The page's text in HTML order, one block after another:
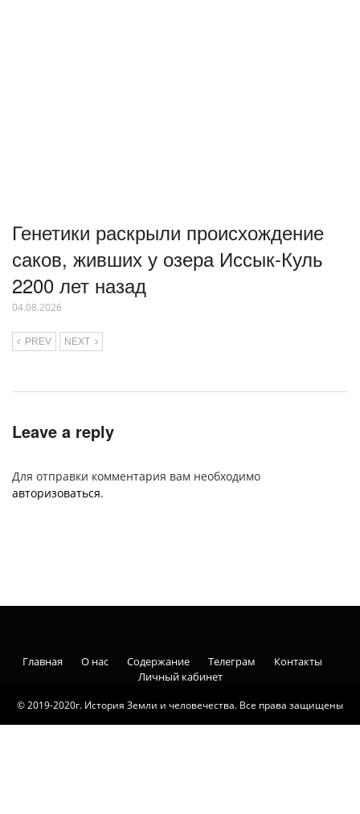
Генетики раскрыли происхождение
саков, живших у озера Иссык-Куль
2200 лет назад
04.08.2026
PREV NEXT
Leave a reply
Для отправки комментария вам необходимо
авторизоваться.
© 2019-2020г. История Земли и человечества. Все права защищены
Главная О нас Содержание Телеграм
Контакты
Личный кабинет